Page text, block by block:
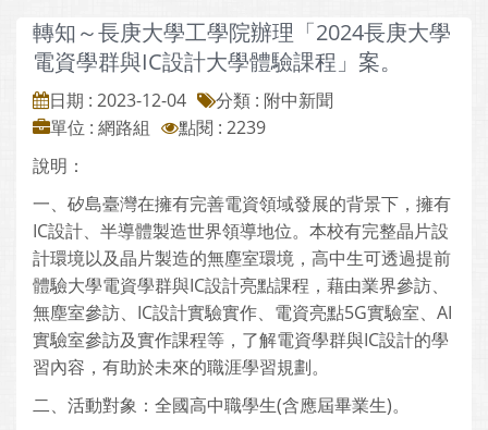
轉知～長庚大學工學院辦理「2024長庚大學
電資學群與IC設計大學體驗課程」案。
日期 : 2023-12-04
分類 : 附中新聞
單位 : 網路組
點閱 : 2239
說明：
一、矽島臺灣在擁有完善電資領域發展的背景下，擁有
IC設計、半導體製造世界領導地位。本校有完整晶片設
計環境以及晶片製造的無塵室環境，高中生可透過提前
體驗大學電資學群與IC設計亮點課程，藉由業界參訪、
無塵室參訪、IC設計實驗實作、電資亮點5G實驗室、AI
實驗室參訪及實作課程等，了解電資學群與IC設計的學
習內容，有助於未來的職涯學習規劃。
二、活動對象：全國高中職學生(含應屆畢業生)。